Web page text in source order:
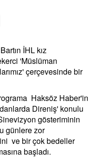
İHL kız
'Müslüman
çerçevesinde bir
Haksöz Haber'in
Direniş' konulu
gösteriminin
günlere zor
ve bir çok bedeller
başladı.